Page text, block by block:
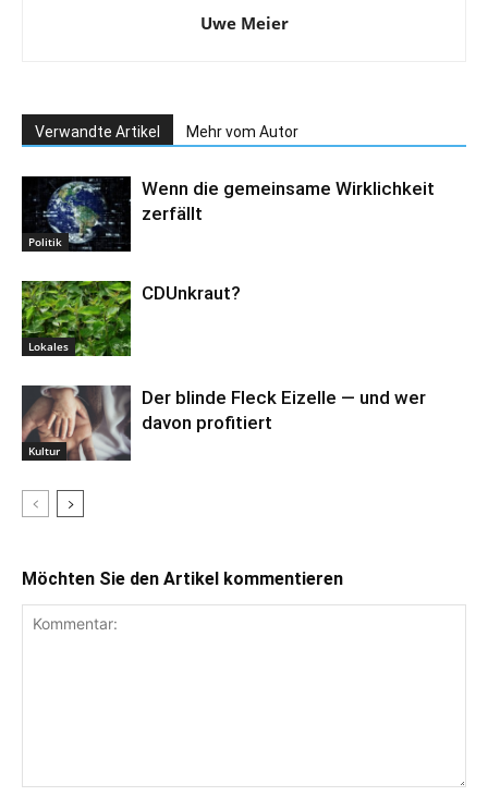
Uwe Meier
Verwandte Artikel Mehr vom Autor
Politik
Wenn die gemeinsame Wirklichkeit
zerfällt
Lokales
CDUnkraut?
Kultur
Der blinde Fleck Eizelle — und wer
davon profitiert
Möchten Sie den Artikel kommentieren